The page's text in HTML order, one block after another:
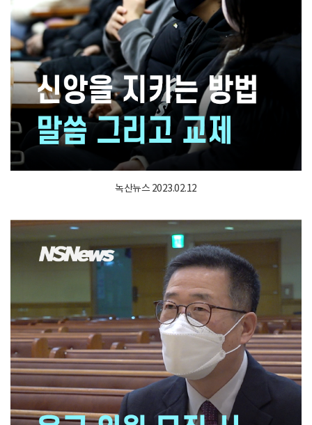
녹산뉴스 2023.02.12